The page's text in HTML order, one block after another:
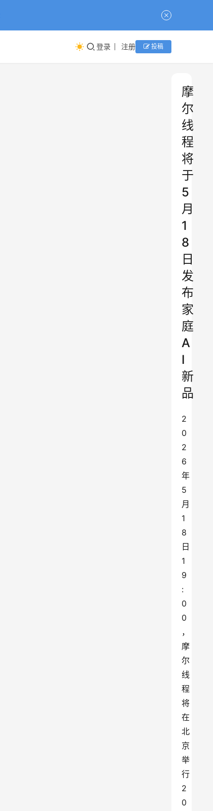
登录 注册 投稿
摩
尔
线
程
将
于
5
月
1
8
日
发
布
家
庭
A
I
新
品
2
0
2
6
年
5
月
1
8
日
1
9
:
0
0
，
摩
尔
线
程
将
在
北
京
举
行
2
0